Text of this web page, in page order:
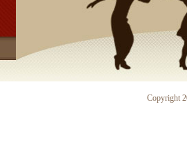
Copyright